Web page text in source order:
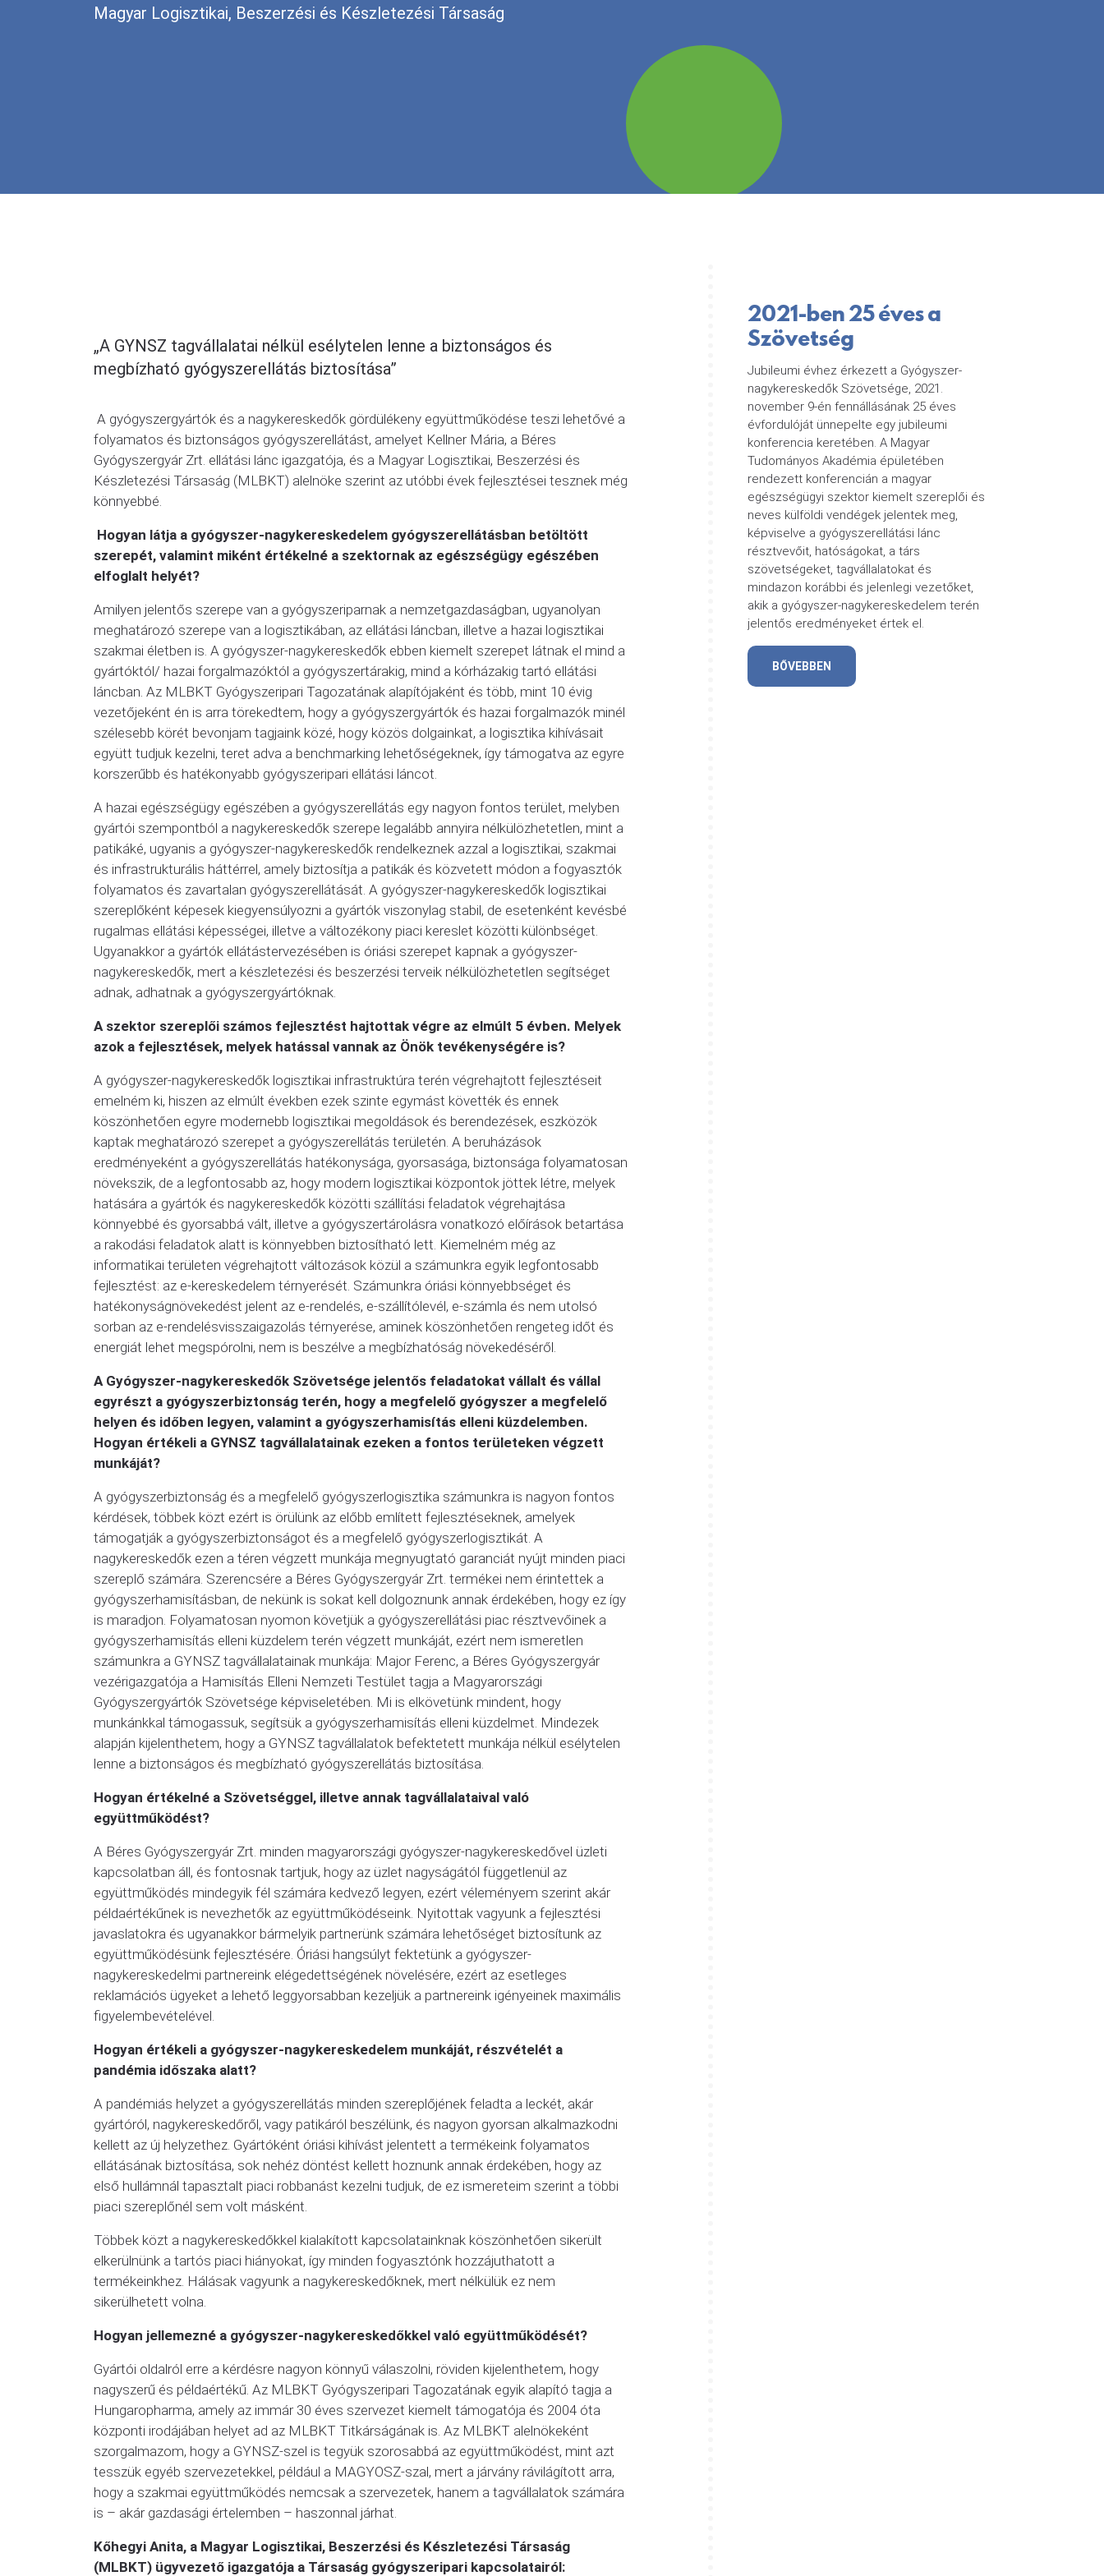
GIRP
Magyar Logisztikai, Beszerzési és Készletezési Társaság
„A GYNSZ tagvállalatai nélkül esélytelen lenne a biztonságos és
megbízható gyógyszerellátás biztosítása”
A gyógyszergyártók és a nagykereskedők gördülékeny együttműködése teszi lehetővé a
folyamatos és biztonságos gyógyszerellátást, amelyet Kellner Mária, a Béres
Gyógyszergyár Zrt. ellátási lánc igazgatója, és a Magyar Logisztikai, Beszerzési és
Készletezési Társaság (MLBKT) alelnöke szerint az utóbbi évek fejlesztései tesznek még
könnyebbé.
Hogyan látja a gyógyszer-nagykereskedelem gyógyszerellátásban betöltött
szerepét, valamint miként értékelné a szektornak az egészségügy egészében
elfoglalt helyét?
Amilyen jelentős szerepe van a gyógyszeriparnak a nemzetgazdaságban, ugyanolyan
meghatározó szerepe van a logisztikában, az ellátási láncban, illetve a hazai logisztikai
szakmai életben is. A gyógyszer-nagykereskedők ebben kiemelt szerepet látnak el mind a
gyártóktól/ hazai forgalmazóktól a gyógyszertárakig, mind a kórházakig tartó ellátási
láncban. Az MLBKT Gyógyszeripari Tagozatának alapítójaként és több, mint 10 évig
vezetőjeként én is arra törekedtem, hogy a gyógyszergyártók és hazai forgalmazók minél
szélesebb körét bevonjam tagjaink közé, hogy közös dolgainkat, a logisztika kihívásait
együtt tudjuk kezelni, teret adva a benchmarking lehetőségeknek, így támogatva az egyre
korszerűbb és hatékonyabb gyógyszeripari ellátási láncot.
A hazai egészségügy egészében a gyógyszerellátás egy nagyon fontos terület, melyben
gyártói szempontból a nagykereskedők szerepe legalább annyira nélkülözhetetlen, mint a
patikáké, ugyanis a gyógyszer-nagykereskedők rendelkeznek azzal a logisztikai, szakmai
és infrastrukturális háttérrel, amely biztosítja a patikák és közvetett módon a fogyasztók
folyamatos és zavartalan gyógyszerellátását. A gyógyszer-nagykereskedők logisztikai
szereplőként képesek kiegyensúlyozni a gyártók viszonylag stabil, de esetenként kevésbé
rugalmas ellátási képességei, illetve a változékony piaci kereslet közötti különbséget.
Ugyanakkor a gyártók ellátástervezésében is óriási szerepet kapnak a gyógyszer-
nagykereskedők, mert a készletezési és beszerzési terveik nélkülözhetetlen segítséget
adnak, adhatnak a gyógyszergyártóknak.
A szektor szereplői számos fejlesztést hajtottak végre az elmúlt 5 évben. Melyek
azok a fejlesztések, melyek hatással vannak az Önök tevékenységére is?
A gyógyszer-nagykereskedők logisztikai infrastruktúra terén végrehajtott fejlesztéseit
emelném ki, hiszen az elmúlt években ezek szinte egymást követték és ennek
köszönhetően egyre modernebb logisztikai megoldások és berendezések, eszközök
kaptak meghatározó szerepet a gyógyszerellátás területén. A beruházások
eredményeként a gyógyszerellátás hatékonysága, gyorsasága, biztonsága folyamatosan
növekszik, de a legfontosabb az, hogy modern logisztikai központok jöttek létre, melyek
hatására a gyártók és nagykereskedők közötti szállítási feladatok végrehajtása
könnyebbé és gyorsabbá vált, illetve a gyógyszertárolásra vonatkozó előírások betartása
a rakodási feladatok alatt is könnyebben biztosítható lett. Kiemelném még az
informatikai területen végrehajtott változások közül a számunkra egyik legfontosabb
fejlesztést: az e-kereskedelem térnyerését. Számunkra óriási könnyebbséget és
hatékonyságnövekedést jelent az e-rendelés, e-szállítólevél, e-számla és nem utolsó
sorban az e-rendelésvisszaigazolás térnyerése, aminek köszönhetően rengeteg időt és
energiát lehet megspórolni, nem is beszélve a megbízhatóság növekedéséről.
A Gyógyszer-nagykereskedők Szövetsége jelentős feladatokat vállalt és vállal
egyrészt a gyógyszerbiztonság terén, hogy a megfelelő gyógyszer a megfelelő
helyen és időben legyen, valamint a gyógyszerhamisítás elleni küzdelemben.
Hogyan értékeli a GYNSZ tagvállalatainak ezeken a fontos területeken végzett
munkáját?
A gyógyszerbiztonság és a megfelelő gyógyszerlogisztika számunkra is nagyon fontos
kérdések, többek közt ezért is örülünk az előbb említett fejlesztéseknek, amelyek
támogatják a gyógyszerbiztonságot és a megfelelő gyógyszerlogisztikát. A
nagykereskedők ezen a téren végzett munkája megnyugtató garanciát nyújt minden piaci
szereplő számára. Szerencsére a Béres Gyógyszergyár Zrt. termékei nem érintettek a
gyógyszerhamisításban, de nekünk is sokat kell dolgoznunk annak érdekében, hogy ez így
is maradjon. Folyamatosan nyomon követjük a gyógyszerellátási piac résztvevőinek a
gyógyszerhamisítás elleni küzdelem terén végzett munkáját, ezért nem ismeretlen
számunkra a GYNSZ tagvállalatainak munkája: Major Ferenc, a Béres Gyógyszergyár
vezérigazgatója a Hamisítás Elleni Nemzeti Testület tagja a Magyarországi
Gyógyszergyártók Szövetsége képviseletében. Mi is elkövetünk mindent, hogy
munkánkkal támogassuk, segítsük a gyógyszerhamisítás elleni küzdelmet. Mindezek
alapján kijelenthetem, hogy a GYNSZ tagvállalatok befektetett munkája nélkül esélytelen
lenne a biztonságos és megbízható gyógyszerellátás biztosítása.
Hogyan értékelné a Szövetséggel, illetve annak tagvállalataival való
együttműködést?
A Béres Gyógyszergyár Zrt. minden magyarországi gyógyszer-nagykereskedővel üzleti
kapcsolatban áll, és fontosnak tartjuk, hogy az üzlet nagyságától függetlenül az
együttműködés mindegyik fél számára kedvező legyen, ezért véleményem szerint akár
példaértékűnek is nevezhetők az együttműködéseink. Nyitottak vagyunk a fejlesztési
javaslatokra és ugyanakkor bármelyik partnerünk számára lehetőséget biztosítunk az
együttműködésünk fejlesztésére. Óriási hangsúlyt fektetünk a gyógyszer-
nagykereskedelmi partnereink elégedettségének növelésére, ezért az esetleges
reklamációs ügyeket a lehető leggyorsabban kezeljük a partnereink igényeinek maximális
figyelembevételével.
Hogyan értékeli a gyógyszer-nagykereskedelem munkáját, részvételét a
pandémia időszaka alatt?
A pandémiás helyzet a gyógyszerellátás minden szereplőjének feladta a leckét, akár
gyártóról, nagykereskedőről, vagy patikáról beszélünk, és nagyon gyorsan alkalmazkodni
kellett az új helyzethez. Gyártóként óriási kihívást jelentett a termékeink folyamatos
ellátásának biztosítása, sok nehéz döntést kellett hoznunk annak érdekében, hogy az
első hullámnál tapasztalt piaci robbanást kezelni tudjuk, de ez ismereteim szerint a többi
piaci szereplőnél sem volt másként.
Többek közt a nagykereskedőkkel kialakított kapcsolatainknak köszönhetően sikerült
elkerülnünk a tartós piaci hiányokat, így minden fogyasztónk hozzájuthatott a
termékeinkhez. Hálásak vagyunk a nagykereskedőknek, mert nélkülük ez nem
sikerülhetett volna.
Hogyan jellemezné a gyógyszer-nagykereskedőkkel való együttműködését?
Gyártói oldalról erre a kérdésre nagyon könnyű válaszolni, röviden kijelenthetem, hogy
nagyszerű és példaértékű. Az MLBKT Gyógyszeripari Tagozatának egyik alapító tagja a
Hungaropharma, amely az immár 30 éves szervezet kiemelt támogatója és 2004 óta
központi irodájában helyet ad az MLBKT Titkárságának is. Az MLBKT alelnökeként
szorgalmazom, hogy a GYNSZ-szel is tegyük szorosabbá az együttműködést, mint azt
tesszük egyéb szervezetekkel, például a MAGYOSZ-szal, mert a járvány rávilágított arra,
hogy a szakmai együttműködés nemcsak a szervezetek, hanem a tagvállalatok számára
is – akár gazdasági értelemben – haszonnal járhat.
Kőhegyi Anita, a Magyar Logisztikai, Beszerzési és Készletezési Társaság
(MLBKT) ügyvezető igazgatója a Társaság gyógyszeripari kapcsolatairól:
2021-ben 25 éves a
Szövetség
Jubileumi évhez érkezett a Gyógyszer-
nagykereskedők Szövetsége, 2021.
november 9-én fennállásának 25 éves
évfordulóját ünnepelte egy jubileumi
konferencia keretében. A Magyar
Tudományos Akadémia épületében
rendezett konferencián a magyar
egészségügyi szektor kiemelt szereplői és
neves külföldi vendégek jelentek meg,
képviselve a gyógyszerellátási lánc
résztvevőit, hatóságokat, a társ
szövetségeket, tagvállalatokat és
mindazon korábbi és jelenlegi vezetőket,
akik a gyógyszer-nagykereskedelem terén
jelentős eredményeket értek el.
BŐVEBBEN